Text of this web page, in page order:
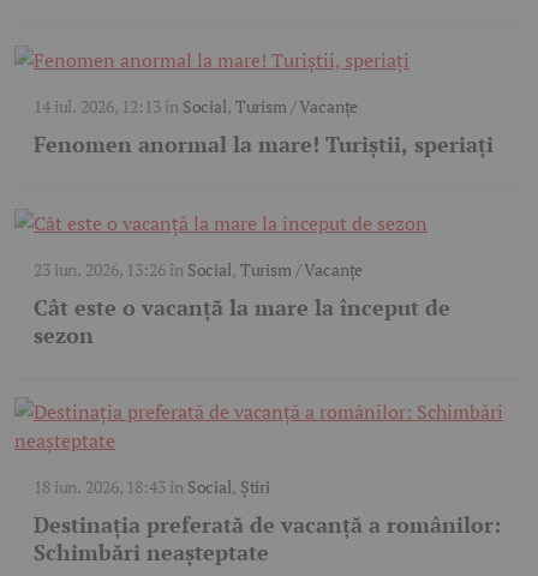
14 iul. 2026, 12:13în Social, Turism / Vacanțe
Fenomen anormal la mare! Turiștii, speriați
23 iun. 2026, 13:26în Social, Turism / Vacanțe
Cât este o vacanță la mare la început de
sezon
18 iun. 2026, 18:43în Social, Știri
Destinația preferată de vacanță a românilor:
Schimbări neașteptate